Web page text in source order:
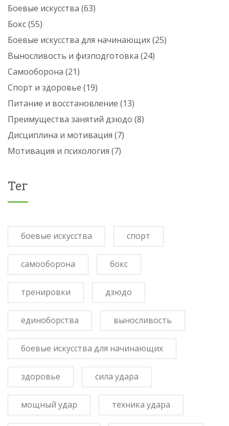
Боевые искусства (63)
Бокс(55)
Боевые искусства для начинающих(25)
Выносливость и физподготовка (24)
Самооборона (21)
Спорт и здоровье (19)
Питание и восстановление (13)
Преимущества занятий дзюдо (8)
Дисциплина и мотивация (7)
Мотивация и психология (7)
Тег
боевые искусства спорт
самооборона бокс
тренировки дзюдо
единоборства выносливость
боевые искусства для начинающих
здоровье сила удара
мощный удар техника удара